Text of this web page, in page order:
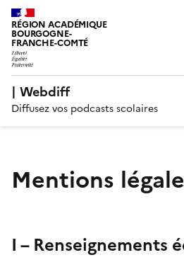
RÉGION ACADÉMIQUE
BOURGOGNE-
FRANCHE-COMTÉ
| Webdiff
Diffusez vos podcasts scolaires
Mentions
I – Renseignements